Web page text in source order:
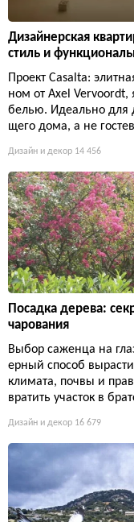
Дизайнерская
стиль и
Проект Casalta:
ном от Axel
белью. Идеально для
щего дома, а не
Дизайн и декор 14 456
Посадка дерева:
чарования
Выбор саженца на
ерный способ
климата, почвы и
вратить участок в
Дизайн и декор 16 679